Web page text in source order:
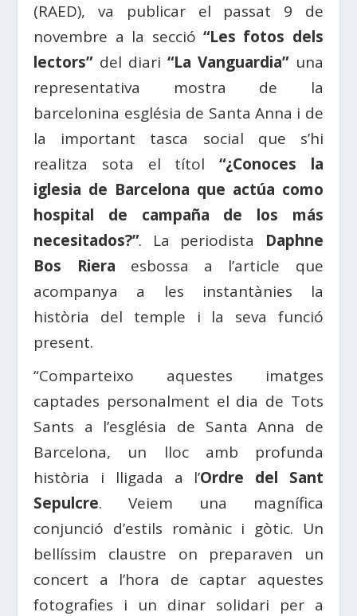
(RAED), va publicar el passat 9 de
novembre a la secció “Les fotos dels
lectors”del diari“La Vanguardia”una
representativa mostra de la
barcelonina església de Santa Anna i de
la important tasca social que s’hi
realitza sota el títol “¿Conoces la
iglesia de Barcelona que actúa como
hospital de campaña de los más
necesitados?”. La periodista Daphne
Bos Riera esbossa a l’article que
acompanya a les instantànies la
història del temple i la seva funció
present.
“Comparteixo aquestes imatges
captades personalment el dia de Tots
Sants a l’església de Santa Anna de
Barcelona, ​​un lloc amb profunda
història i lligada a l’Ordre del Sant
Sepulcre. Veiem una magnífica
conjunció d’estils romànic i gòtic. Un
bellíssim claustre on preparaven un
concert a l’hora de captar aquestes
fotografies i un dinar solidari per a